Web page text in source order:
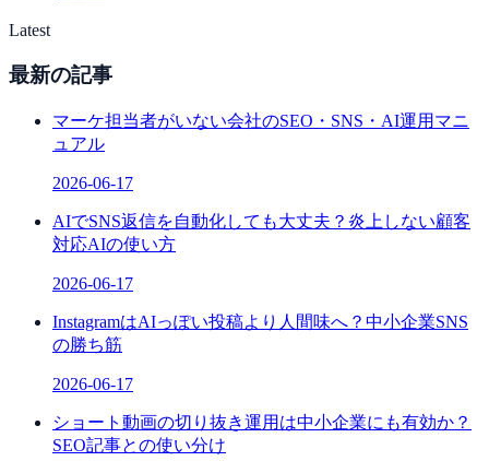
Latest
最新の記事
マーケ担当者がいない会社のSEO・SNS・AI運用マニ
ュアル
2026-06-17
AIでSNS返信を自動化しても大丈夫？炎上しない顧客
対応AIの使い方
2026-06-17
InstagramはAIっぽい投稿より人間味へ？中小企業SNS
の勝ち筋
2026-06-17
ショート動画の切り抜き運用は中小企業にも有効か？
SEO記事との使い分け